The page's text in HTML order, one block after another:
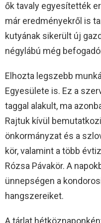
ők tavaly egyesítették
már eredményekről is
kutyának sikerült új
négylábú még
Elhozta legszebb
Egyesülete is. Ez a
taggal alakult, ma
Rajtuk kívül
önkormányzat és a
kör, valamint a több
Rózsa Pávakör. A
ünnepségen a
hangszereiket.